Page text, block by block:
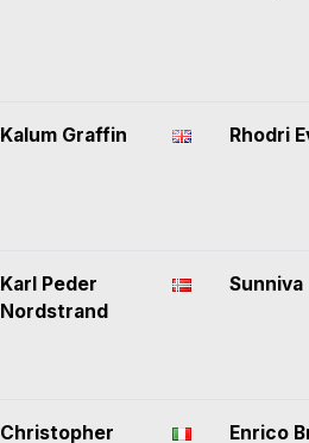
Kalum Graffin Rhodri
Karl Peder
Nordstrand
Sunniva
Christopher
Enrico